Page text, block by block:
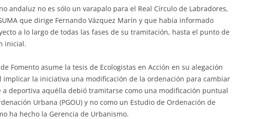
andaluz no es sólo un varapalo para el Real Círculo de Labradores,
que dirige Fernando Vázquez Marín y que había informado
a lo largo de todas las fases de su tramitación, hasta el punto de
inicial.
Fomento asume la tesis de Ecologistas en Acción en su alegación
implicar la iniciativa una modificación de la ordenación para cambiar
a deportiva aquélla debió tramitarse como una modificación puntual
Urbana (PGOU) y no como un Estudio de Ordenación de
ha hecho la Gerencia de Urbanismo.